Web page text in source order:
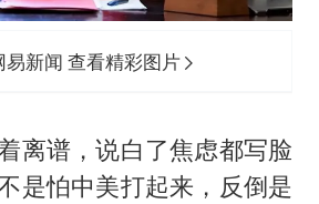
易新闻 查看精彩图片
离谱，说白了焦虑都写脸
是怕中美打起来，反倒是